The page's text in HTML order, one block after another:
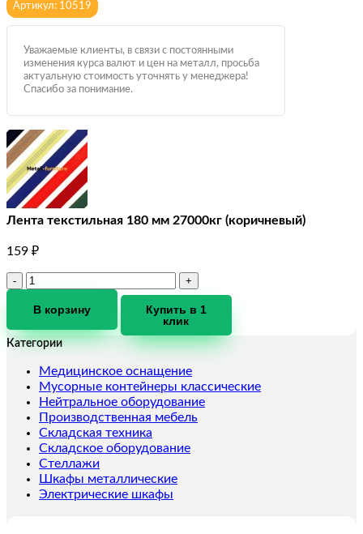
Артикул: 10519
Уважаемые клиенты, в связи с постоянными
изменения курса валют и цен на металл, просьба
актуальную стоимость уточнять у менеджера!
Спасибо за понимание.
Лента текстильная 180 мм 27000кг (коричневый)
159 ₽
Количество
Лента
180
27000кг
(коричневый)
В корзину
Купить в 1
клик
Категории
Медицинское оснащение
Мусорные контейнеры классические
Нейтральное оборудование
Производственная мебель
Складская техника
Складское оборудование
Стеллажи
Шкафы металлические
Электрические шкафы